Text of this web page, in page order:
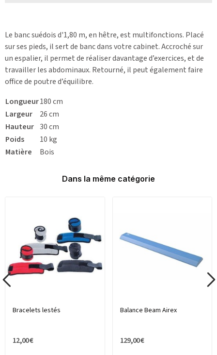
Le banc suédois d'1,80 m, en hêtre, est multifonctions. Placé
sur ses pieds, il sert de banc dans votre cabinet. Accroché sur
un espalier, il permet de réaliser davantage d’exercices, et de
travailler les abdominaux. Retourné, il peut également faire
office de poutre d’équilibre.
Longueur180 cm
Largeur
26 cm
Hauteur 30 cm
Poids
10 kg
Matière
Bois
Dans la même catégorie
Bracelets lestés
12,00 €
Balance Beam Airex
129,00 €